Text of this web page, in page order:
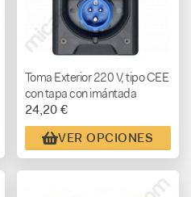
Toma Exterior 220 V, tipo CEE
con tapa con imántada
24,20 €
VER OPCIONES